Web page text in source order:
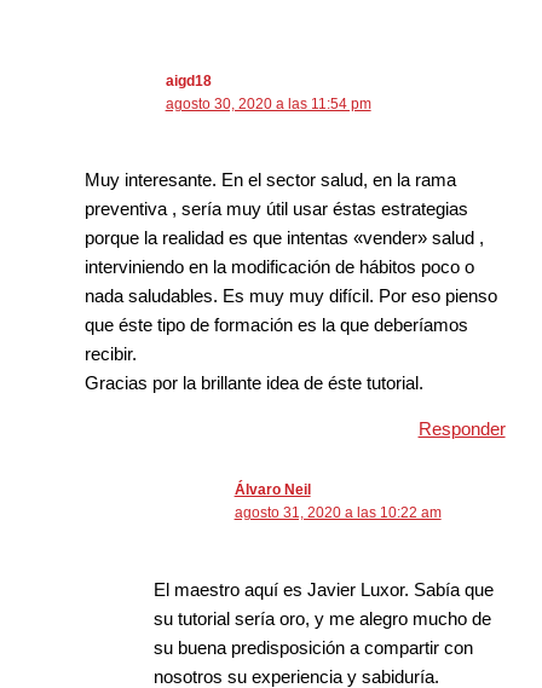
aigd18
agosto 30, 2020 a las 11:54 pm
Muy interesante. En el sector salud, en la rama
preventiva , sería muy útil usar éstas estrategias
porque la realidad es que intentas «vender» salud ,
interviniendo en la modificación de hábitos poco o
nada saludables. Es muy muy difícil. Por eso pienso
que éste tipo de formación es la que deberíamos
recibir.
Gracias por la brillante idea de éste tutorial.
Responder
Álvaro Neil
agosto 31, 2020 a las 10:22 am
El maestro aquí es Javier Luxor. Sabía que
su tutorial sería oro, y me alegro mucho de
su buena predisposición a compartir con
nosotros su experiencia y sabiduría.